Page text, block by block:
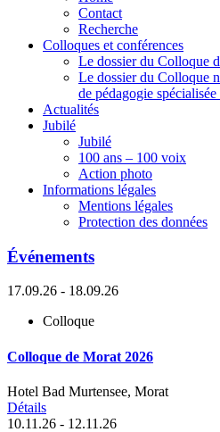
Contact
Recherche
Colloques et conférences
Le dossier du Colloque
Le dossier du Colloque
de pédagogie
Actualités
Jubilé
Jubilé
100 ans – 100 voix
Action photo
Informations légales
Mentions légales
Protection des données
Événements
17.09.26 - 18.09.26
Colloque
Colloque de Morat 2026
Hotel Bad Murtensee, Morat
Détails
10.11.26 - 12.11.26